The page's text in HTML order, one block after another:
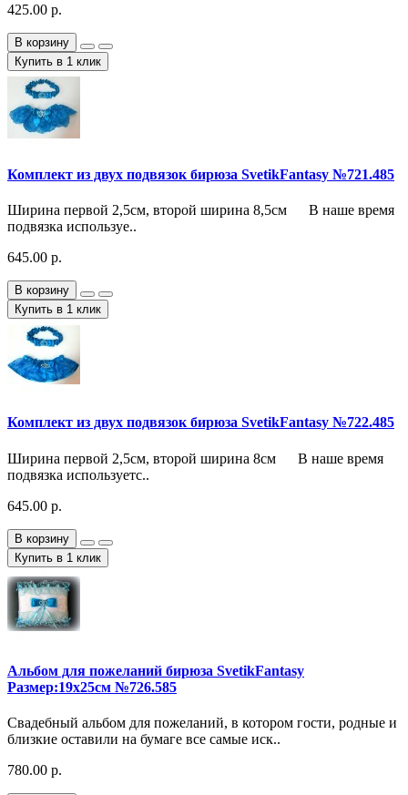
425.00 р.
В корзину
Купить в 1 клик
Комплект из двух подвязок бирюза SvetikFantasy №721.485
Ширина первой 2,5см, второй ширина 8,5см В наше время
подвязка используе..
645.00 р.
В корзину
Купить в 1 клик
Комплект из двух подвязок бирюза SvetikFantasy №722.485
Ширина первой 2,5см, второй ширина 8см В наше время
подвязка используетс..
645.00 р.
В корзину
Купить в 1 клик
Альбом для пожеланий бирюза SvetikFantasy
Размер:19х25см №726.585
Свадебный альбом для пожеланий, в котором гости, родные и
близкие оставили на бумаге все самые иск..
780.00 р.